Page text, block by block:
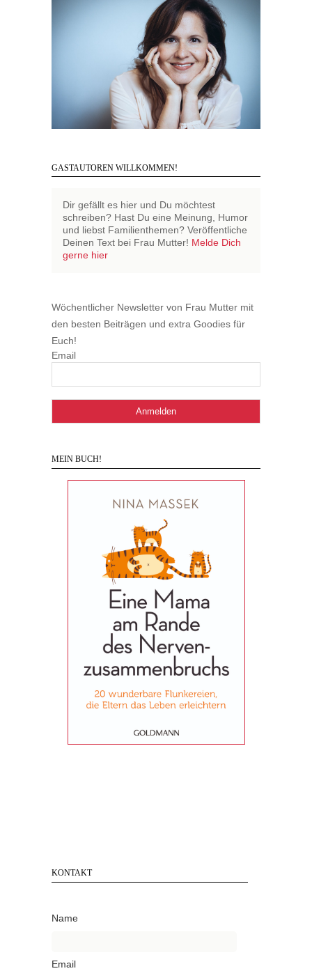
GASTAUTOREN WILLKOMMEN!
Dir gefällt es hier und Du möchtest
schreiben? Hast Du eine Meinung, Humor
und liebst Familienthemen? Veröffentliche
Deinen Text bei Frau Mutter! Melde Dich
gerne hier
Wöchentlicher Newsletter von Frau Mutter mit
den besten Beiträgen und extra Goodies für
Euch!
Email
MEIN BUCH!
KONTAKT
Name
Email